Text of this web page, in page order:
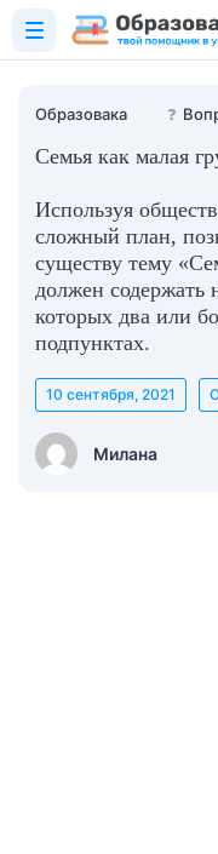
Образовака ❓
Семья как малая
Используя
сложный план,
существу тему
должен содержать
которых два или
подпунктах.
Милана
10 сентября, 2021